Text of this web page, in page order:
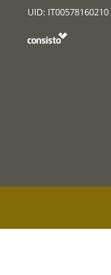
UID: IT00578160210